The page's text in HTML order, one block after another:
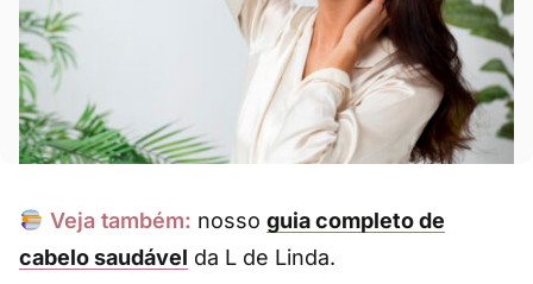
Veja também: nosso guia completo de
cabelo saudável da L de Linda.